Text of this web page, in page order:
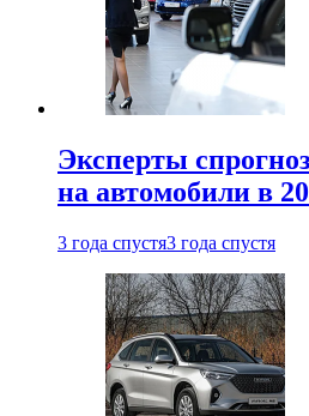
Эксперты
на автомобили в
3 года спустя3 года спустя